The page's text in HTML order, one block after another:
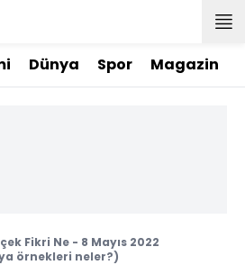
Dünya Spor Magazin
Fikri Ne - 8 Mayıs 2022
örnekleri neler?)